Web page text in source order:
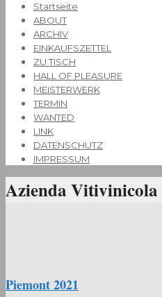
Menu
Startseite
ABOUT
ARCHIV
EINKAUFSZETTEL
ZU TISCH
HALL OF PLEASURE
MEISTERWERK
TERMIN
WANTED
LINK
DATENSCHUTZ
IMPRESSUM
Azienda
Piemont 2021